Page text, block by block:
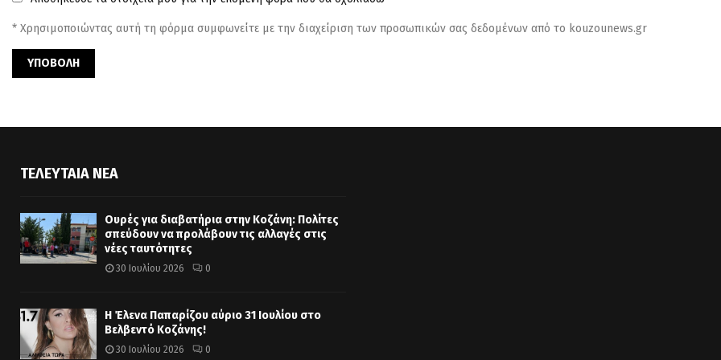
* Χρησιμοποιώντας αυτή τη φόρμα συμφωνείτε με την διαχείριση των προσωπικών σας δεδομένων από το kouzounews.gr
ΤΕΛΕΥΤΑΊΑ ΝΈΑ
Ουρές για διαβατήρια στην Κοζάνη: Πολίτες
σπεύδουν να προλάβουν τις αλλαγές στις
νέες ταυτότητες
30 Ιουλίου 2026 0
Η Έλενα Παπαρίζου αύριο 31 Ιουλίου στο
Βελβεντό Κοζάνης!
30 Ιουλίου 2026 0